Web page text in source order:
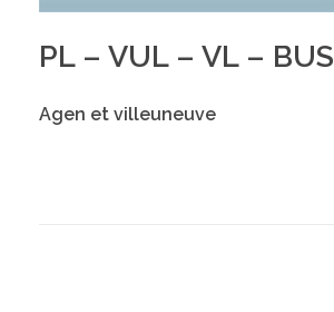
PL – VUL – VL – BUS
Agen et villeuneuve